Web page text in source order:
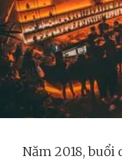
Năm 2018, buổi